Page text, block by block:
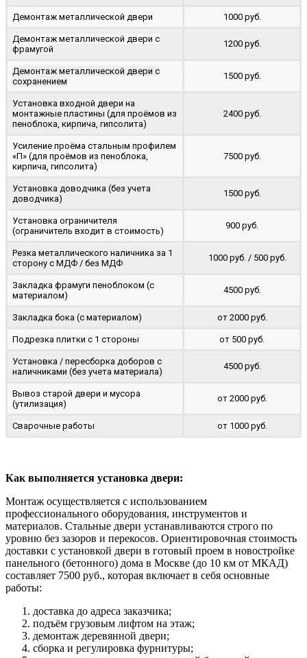
Демонтаж металлической двери 1000 руб.
Демонтаж металлической двери с
фрамугой
1200 руб.
Демонтаж металлической двери с
сохранением
1500 руб.
Установка входной двери на
монтажные пластины (для проёмов из
пеноблока, кирпича, гипсолита)
2400 руб.
Усиление проёма стальным профилем
«П» (для проёмов из пеноблока,
кирпича, гипсолита)
7500 руб.
Установка доводчика (без учета
доводчика)
1500 руб.
Установка ограничителя
(ограничитель входит в стоимость)
900 руб.
Резка металлического наличника за 1
сторону с МДФ / без МДФ
1000 руб. / 500 руб.
Закладка фрамуги пеноблоком (с
материалом)
4500 руб.
Закладка бока (с материалом) от 2000 руб.
Подрезка плитки с 1 стороны от 500 руб.
Установка / пересборка доборов с
наличниками (без учета материала)
4500 руб.
Вывоз старой двери и мусора
(утилизация)
от 2000 руб.
Сварочные работы от 1000 руб.
Как выполняется установка двери:
Монтаж осуществляется с использованием
профессионального оборудования, инструментов и
материалов. Стальные двери устанавливаются строго по
уровню без зазоров и перекосов. Ориентировочная стоимость
доставки с установкой двери в готовый проем в новостройке
панельного (бетонного) дома в Москве (до 10 км от МКАД)
составляет 7500 руб., которая включает в себя основные
работы:
доставка до адреса заказчика;
подъём грузовым лифтом на этаж;
демонтаж деревянной двери;
сборка и регулировка фурнитуры;